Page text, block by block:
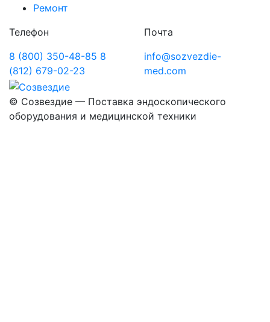
Ремонт
Телефон
8 (800) 350-48-85 8
(812) 679-02-23
Почта
info@sozvezdie-
med.com
© Созвездие — Поставка эндоскопического
оборудования и медицинской техники